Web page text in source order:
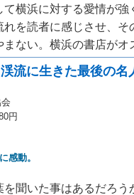
横浜に対する愛情が強
を読者に感じさせ、
ない。横浜の書店が
流に生きた最後の名
円
感動。
聞いた事はあるだろう